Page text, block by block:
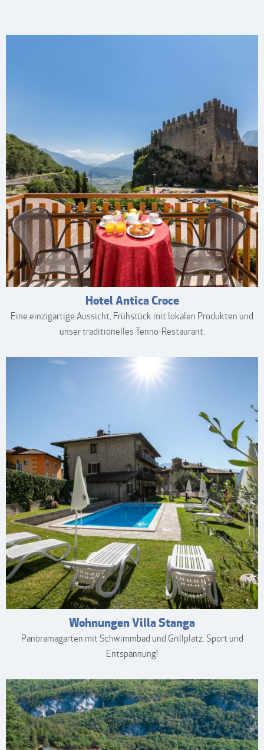
Hotel Antica Croce
Eine einzigartige Aussicht, Frühstück mit lokalen Produkten und
unser traditionelles Tenno-Restaurant.
Wohnungen Villa Stanga
Panoramagarten mit Schwimmbad und Grillplatz. Sport und
Entspannung!